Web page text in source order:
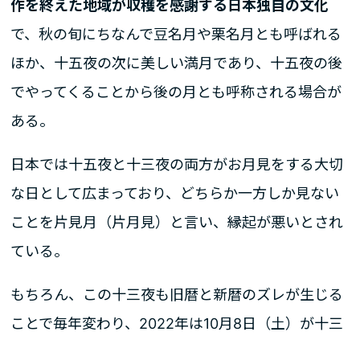
作を終えた地域が収穫を感謝する日本独自の文化
で、秋の旬にちなんで豆名月や栗名月とも呼ばれる
ほか、十五夜の次に美しい満月であり、十五夜の後
でやってくることから後の月とも呼称される場合が
ある。
日本では十五夜と十三夜の両方がお月見をする大切
な日として広まっており、どちらか一方しか見ない
ことを片見月（片月見）と言い、縁起が悪いとされ
ている。
もちろん、この十三夜も旧暦と新暦のズレが生じる
ことで毎年変わり、2022年は10月8日（土）が十三